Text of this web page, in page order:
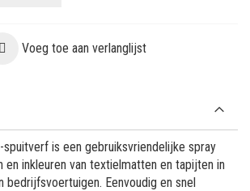
Voeg toe aan verlanglijst
is een gebruiksvriendelijke spray
en inkleuren van textielmatten en tapijten in
bedrijfsvoertuigen. Eenvoudig en snel